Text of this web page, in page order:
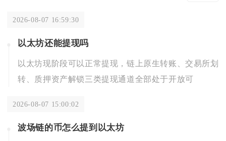
2026-08-07 16:59:30
以太坊还能提现吗
以太坊现阶段可以正常提现，链上原生转账、交易所划
转、质押资产解锁三类提现通道全部处于开放可
2026-08-07 15:00:02
波场链的币怎么提到以太坊